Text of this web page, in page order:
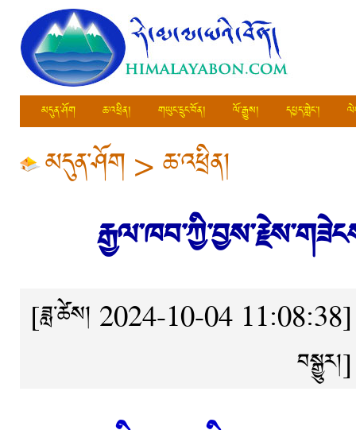
མདུན་ཤོག ཆ་འཕྲིན། གཡུང་དྲུང་བོན། ལོ་རྒྱུས། དཔྱད་གླེང་།
མདུན་ཤོག >ཆ་འཕྲིན།
[ཟླ་ཚེས། 2024-10-04 11:08:38]
བསྒྱུར།]